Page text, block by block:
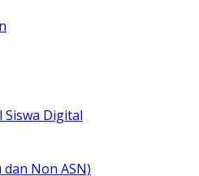
Digital
dan Non ASN)